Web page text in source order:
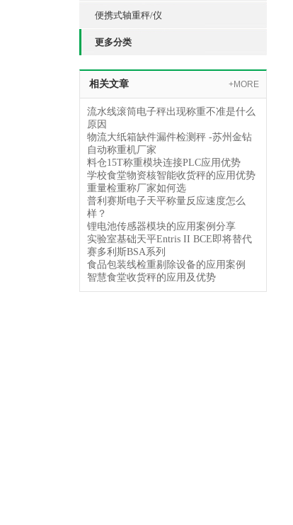
便携式轴重秤/仪
更多分类
相关文章 +MORE
流水线滚筒电子秤出现称重不准是什么
原因
物流大纸箱缺件漏件检测秤 -苏州金钻
自动称重机厂家
料仓15T称重模块连接PLC应用优势
学校食堂物资核智能收货秤的应用优势
重量检重称厂家如何选
普利赛斯电子天平称量反应速度怎么
样？
锂电池传感器模块的应用案例分享
实验室基础天平Entris II BCE即将替代
赛多利斯BSA系列
食品包装线检重剔除设备的应用案例
智慧食堂收货秤的应用及优势